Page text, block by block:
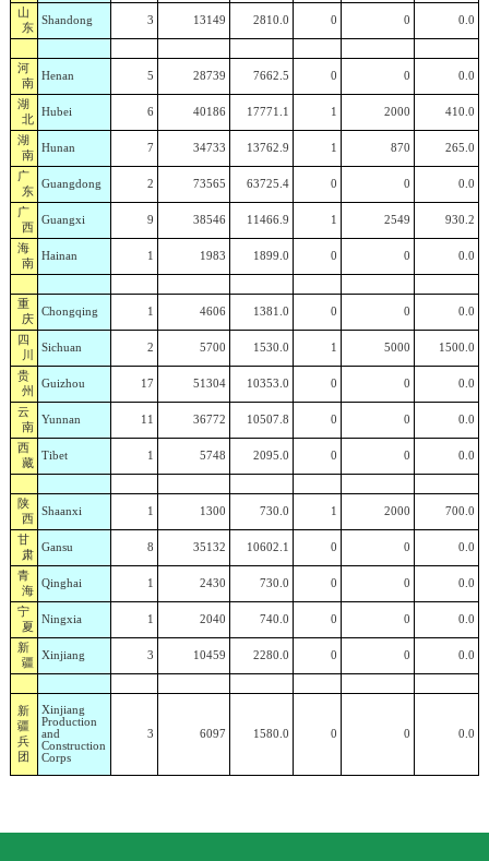
山
东
Shandong 3 13149 2810.0 0 0 0.0
河
南
Henan 5 28739 7662.5 0 0 0.0
湖
北
Hubei 6 40186 17771.1 1 2000 410.0
湖
南
Hunan 7 34733 13762.9 1 870 265.0
广
东
Guangdong 2 73565 63725.4 0 0 0.0
广
西
Guangxi 9 38546 11466.9 1 2549 930.2
海
南
Hainan 1 1983 1899.0 0 0 0.0
重
庆
Chongqing 1 4606 1381.0 0 0 0.0
四
川
Sichuan 2 5700 1530.0 1 5000 1500.0
贵
州
Guizhou 17 51304 10353.0 0 0 0.0
云
南
Yunnan 11 36772 10507.8 0 0 0.0
西
藏
Tibet 1 5748 2095.0 0 0 0.0
陕
西
Shaanxi 1 1300 730.0 1 2000 700.0
甘
肃
Gansu 8 35132 10602.1 0 0 0.0
青
海
Qinghai 1 2430 730.0 0 0 0.0
宁
夏
Ningxia 1 2040 740.0 0 0 0.0
新
疆
Xinjiang 3 10459 2280.0 0 0 0.0
新
疆
兵
团
Xinjiang
Production
and
Construction
Corps
3 6097 1580.0 0 0 0.0